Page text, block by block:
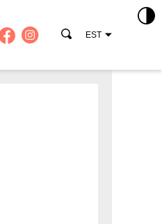
EST